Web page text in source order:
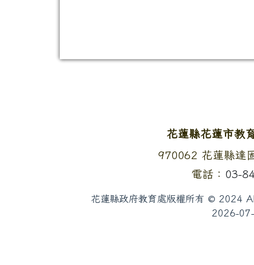
頁尾區域內容花蓮縣花蓮市教
地址：
970062 花蓮縣達
電話： 03-
花蓮縣政府教育處版權所有 © 2024
2026-